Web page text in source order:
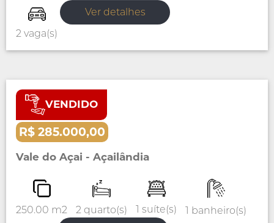
2 vaga(s)
Ver detalhes
VENDIDO
Venda Casa
R$ 285.000,00
Vale do Açai - Açailândia
250.00 m2 2 quarto(s) 1 suíte(s) 1 banheiro(s)